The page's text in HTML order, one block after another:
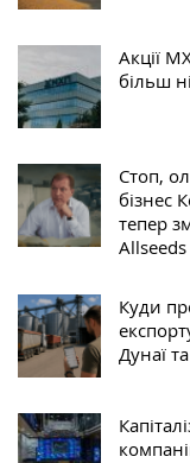
Акції
більш
Стоп,
бізнес
тепер
Allseeds
Куди
Дунаї